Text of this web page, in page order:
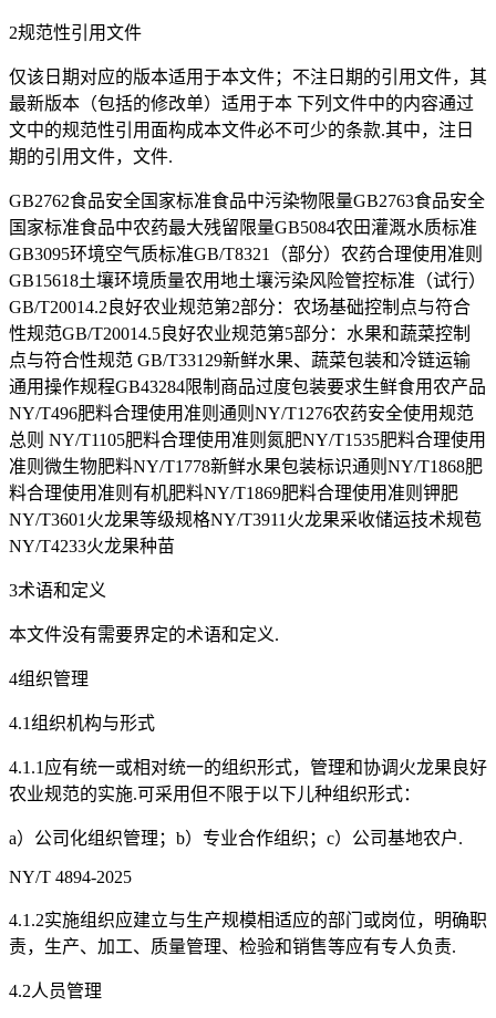
2规范性引用文件
仅该日期对应的版本适用于本文件；不注日期的引用文件，其
最新版本（包括的修改单）适用于本 下列文件中的内容通过
文中的规范性引用面构成本文件必不可少的条款.其中，注日
期的引用文件，文件.
GB2762食品安全国家标准食品中污染物限量GB2763食品安全
国家标准食品中农药最大残留限量GB5084农田灌溉水质标准
GB3095环境空气质标准GB/T8321（部分）农药合理使用准则
GB15618土壤环境质量农用地土壤污染风险管控标准（试行）
GB/T20014.2良好农业规范第2部分：农场基础控制点与符合
性规范GB/T20014.5良好农业规范第5部分：水果和蔬菜控制
点与符合性规范 GB/T33129新鲜水果、蔬菜包装和冷链运输
通用操作规程GB43284限制商品过度包装要求生鲜食用农产品
NY/T496肥料合理使用准则通则NY/T1276农药安全使用规范
总则 NY/T1105肥料合理使用准则氮肥NY/T1535肥料合理使用
准则微生物肥料NY/T1778新鲜水果包装标识通则NY/T1868肥
料合理使用准则有机肥料NY/T1869肥料合理使用准则钾肥
NY/T3601火龙果等级规格NY/T3911火龙果采收储运技术规苞
NY/T4233火龙果种苗
3术语和定义
本文件没有需要界定的术语和定义.
4组织管理
4.1组织机构与形式
4.1.1应有统一或相对统一的组织形式，管理和协调火龙果良好
农业规范的实施.可采用但不限于以下儿种组织形式：
a）公司化组织管理；b）专业合作组织；c）公司基地农户.
NY/T 4894-2025
4.1.2实施组织应建立与生产规模相适应的部门或岗位，明确职
责，生产、加工、质量管理、检验和销售等应有专人负责.
4.2人员管理